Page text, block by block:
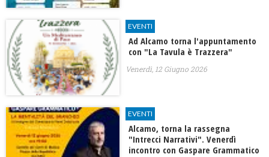
EVENTI
Ad Alcamo torna l'appuntamento
con "La Tavula è Trazzera"
Venerdì, 12 Giugno 2026
EVENTI
Alcamo, torna la rassegna
"Intrecci Narrativi". Venerdì
incontro con Gaspare Grammatico